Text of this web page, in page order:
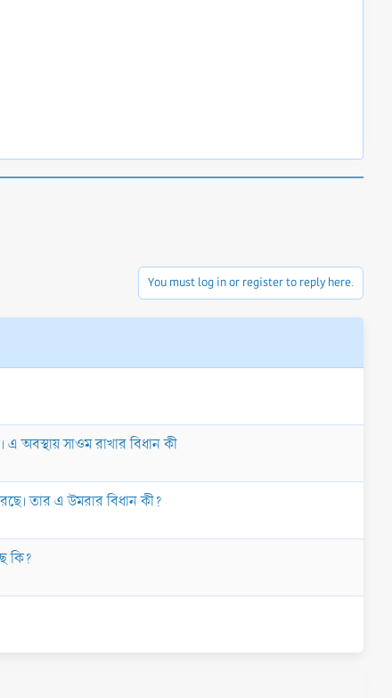
You must log in or register to reply here.
অবস্থায় সাওম রাখার বিধান কী
তার এ উমরার বিধান কী?
কি?